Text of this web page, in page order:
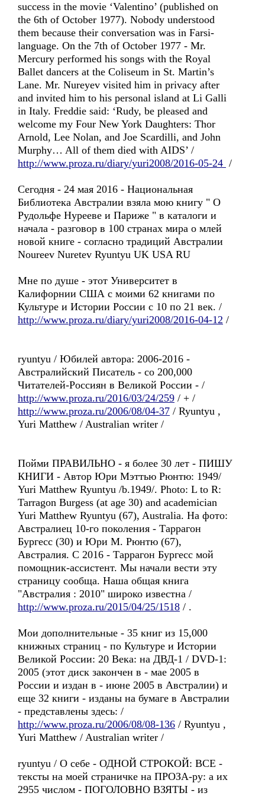
success in the movie ‘Valentino’ (published on
the 6th of October 1977). Nobody understood
them because their conversation was in Farsi-
language. On the 7th of October 1977 - Mr.
Mercury performed his songs with the Royal
Ballet dancers at the Coliseum in St. Martin’s
Lane. Mr. Nureyev visited him in privacy after
and invited him to his personal island at Li Galli
in Italy. Freddie said: ‘Rudy, be pleased and
welcome my Four New York Daughters: Thor
Arnold, Lee Nolan, and Joe Scardilli, and John
Murphy… All of them died with AIDS’ /
http://www.proza.ru/diary/yuri2008/2016-05-24 /
Сегодня - 24 мая 2016 - Национальная
Библиотека Австралии взяла мою книгу " О
Рудольфе Нурееве и Париже " в каталоги и
начала - разговор в 100 странах мира о млей
новой книге - согласно традиций Австралии
Noureev Nuretev Ryuntyu UK USA RU
Мне по душе - этот Университет в
Калифорнии США с моими 62 книгами по
Культуре и Истории России с 10 по 21 век. /
http://www.proza.ru/diary/yuri2008/2016-04-12 /
ryuntyu / Юбилей автора: 2006-2016 -
Австралийский Писатель - со 200,000
Читателей-Россиян в Великой России - /
http://www.proza.ru/2016/03/24/259 / + /
http://www.proza.ru/2006/08/04-37 / Ryuntyu ,
Yuri Matthew / Australian writer /
Пойми ПРАВИЛЬНО - я более 30 лет - ПИШУ
КНИГИ - Автор Юри Мэттью Рюнтю: 1949/
Yuri Matthew Ryuntyu /b.1949/. Photo: L to R:
Tarragon Burgess (at age 30) and academician
Yuri Matthew Ryuntyu (67), Australia. На фото:
Австралиец 10-го поколения - Таррагон
Бургесс (30) и Юри М. Рюнтю (67),
Австралия. С 2016 - Таррагон Бургесс мой
помощник-ассистент. Мы начали вести эту
страницу сообща. Наша общая книга
"Австралия : 2010" широко известна /
http://www.proza.ru/2015/04/25/1518 / .
Мои дополнительные - 35 книг из 15,000
книжных страниц - по Культуре и Истории
Великой России: 20 Века: на ДВД-1 / DVD-1:
2005 (этот диск закончен в - мае 2005 в
России и издан в - июне 2005 в Австралии) и
еще 32 книги - изданы на бумаге в Австралии
- представлены здесь: /
http://www.proza.ru/2006/08/08-136 / Ryuntyu ,
Yuri Matthew / Australian writer /
ryuntyu / О себе - ОДНОЙ СТРОКОЙ: ВСЕ -
тексты на моей страничке на ПРОЗА-ру: а их
2955 числом - ПОГОЛОВНО ВЗЯТЫ - из